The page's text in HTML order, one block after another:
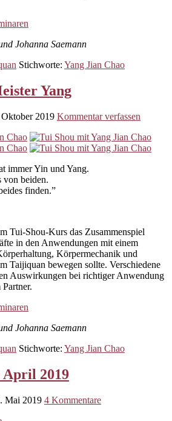
Johanna Saemann
Stichworte: Yang Jian Chao
Yang
2019 Kommentar verfassen
immer Yin und Yang.
von beiden.
finden.”
Tui-Shou-Kurs das Zusammenspiel
in den Anwendungen mit einem
Körpermechanik und
Taijiquan bewegen sollte. Verschiedene
Auswirkungen bei richtiger Anwendung
Johanna Saemann
Stichworte: Yang Jian Chao
2019
Mai 2019 4 Kommentare